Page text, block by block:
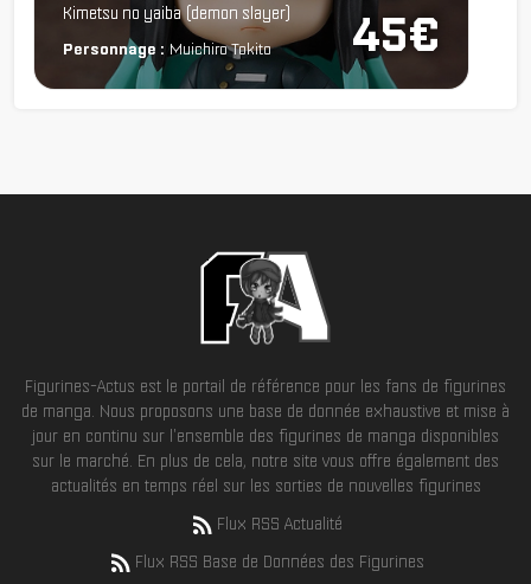
45€
Kimetsu no yaiba (demon slayer)
Personnage : Muichiro Tokito
Figurines-Actus est le portail de référence pour les fans de figurines
de manga. Nous proposons une base de donnée exhaustive et mise à
jour en continu sur l'ensemble des figurines de manga disponibles
sur le marché. En plus de cela, notre site vous offre également des
actualités en temps réel sur les sorties de nouvelles figurines
Flux RSS Actualité
Flux RSS Base de Données des Figurines